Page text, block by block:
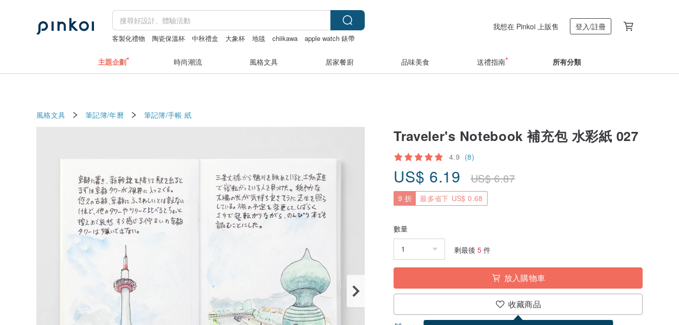
客製化禮物 陶瓷保溫杯 中秋禮盒 大象杯 地毯 chiikawa
apple watch 錶帶
我想在 Pinkoi 上販售 登入/註冊
主題企劃 時尚潮流 風格文具 居家餐廚 品味美食 送禮指南 所有分類
風格文具 筆記簿/年曆 筆記簿/手帳 紙
Traveler's Notebook 補充包 水彩紙 027
4.9 (8)
US$ 6.19 US$6.87
9 折 最多省下 US$ 0.68
數量
剩最後 5 件
放入購物車
收藏商品